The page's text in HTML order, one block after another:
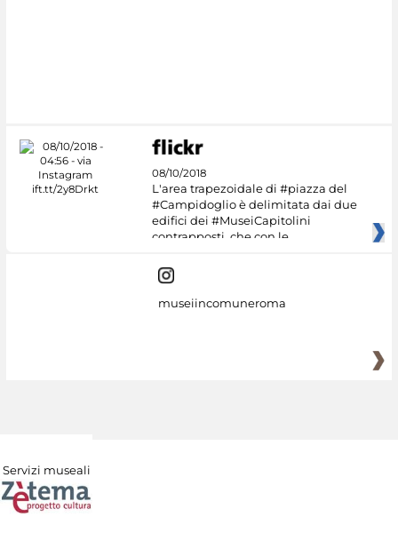
08/10/2018
L'area trapezoidale di #piazza del
#Campidoglio è delimitata dai due
edifici dei #MuseiCapitolini
contrapposti, che con le
museiincomuneroma
Servizi museali